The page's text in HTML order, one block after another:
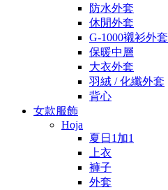
防水外套
休閒外套
G-1000襯衫外套
保暖中層
大衣外套
羽絨 / 化纖外套
背心
女款服飾
Hoja
夏日1加1
上衣
褲子
外套